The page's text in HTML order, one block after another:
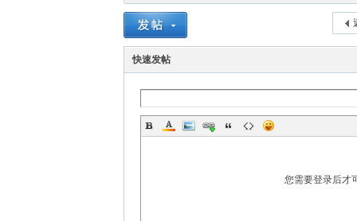
快速发帖
您需要登录后才